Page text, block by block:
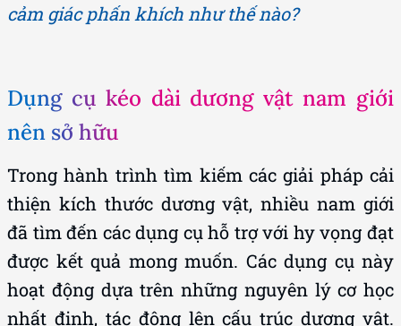
cảm giác phấn khích như thế nào?
Dụng cụ kéo dài dương vật nam giới
nên sở hữu
Trong hành trình tìm kiếm các giải pháp cải
thiện kích thước dương vật, nhiều nam giới
đã tìm đến các dụng cụ hỗ trợ với hy vọng đạt
được kết quả mong muốn. Các dụng cụ này
hoạt động dựa trên những nguyên lý cơ học
nhất định, tác động lên cấu trúc dương vật.